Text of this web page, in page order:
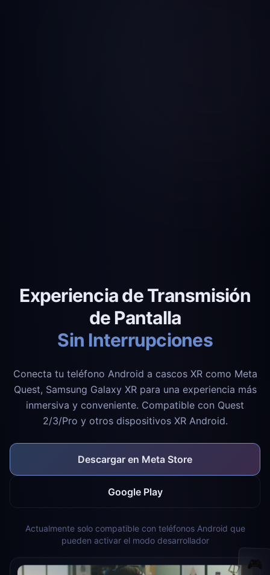
Experiencia de Transmisión
de Pantalla
Sin Interrupciones
Conecta tu teléfono Android a cascos XR como Meta
Quest, Samsung Galaxy XR para una experiencia más
inmersiva y conveniente. Compatible con Quest
2/3/Pro y otros dispositivos XR Android.
Descargar en Meta Store
Google Play
Actualmente solo compatible con teléfonos Android que
pueden activar el modo desarrollador